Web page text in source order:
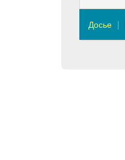
Досье